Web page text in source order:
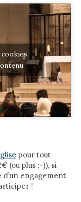
pour tout
(ou plus ;-)), si
d’un engagement
!